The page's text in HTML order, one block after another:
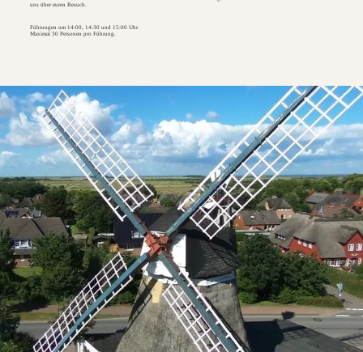
uns über euren Besuch.
Führungen um 14:00, 14:30 und 15:00 Uhr.
Maximal 30 Personen pro Führung.